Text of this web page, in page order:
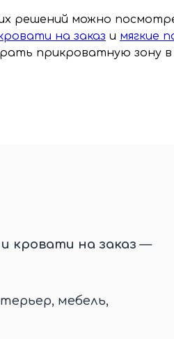
решений можно
на заказ и мягкие
прикроватную зону
кровати на заказ —
мебель,